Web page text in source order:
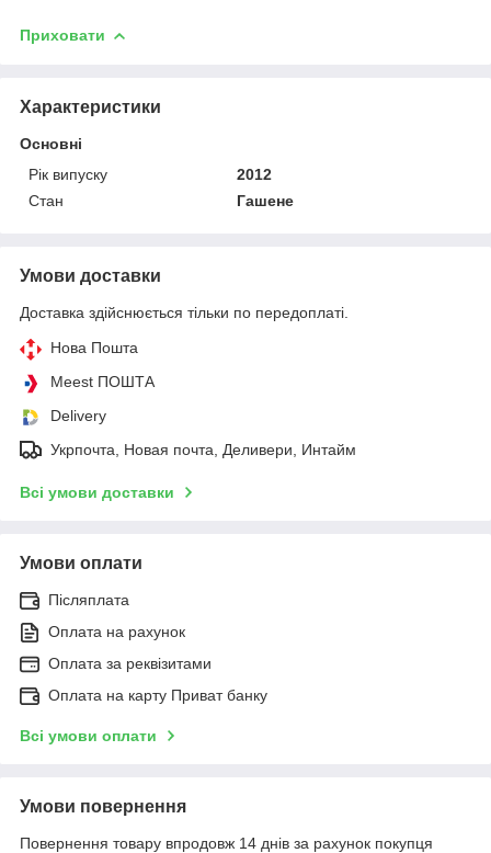
Приховати
Характеристики
Основні
Рік випуску
2012
Стан
Гашене
Умови доставки
Доставка здійснюється тільки по передоплаті.
Нова Пошта
Meest ПОШТА
Delivery
Укрпочта, Новая почта, Деливери, Интайм
Всі умови доставки
Умови оплати
Післяплата
Оплата на рахунок
Оплата за реквізитами
Оплата на карту Приват банку
Всі умови оплати
Умови повернення
Повернення товару впродовж 14 днів за рахунок покупця